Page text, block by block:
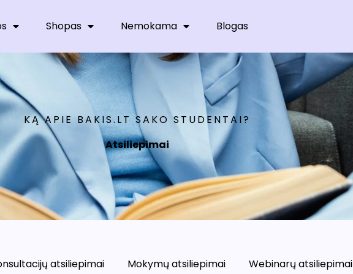
Shopas Nemokama Blogas
KĄ APIE BAKIS.LT SAKO STUDENTAI?
Atsiliepimai
atsiliepimai Mokymų atsiliepimai Webinarų atsiliepimai